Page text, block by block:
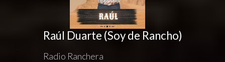
Raúl Duarte (Soy de Rancho)
Radio Ranchera